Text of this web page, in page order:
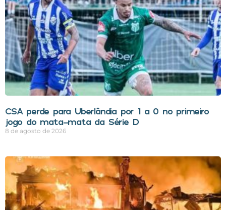
CSA perde para Uberlândia por 1 a 0 no primeiro
jogo do mata-mata da Série D
8 de agosto de 2026